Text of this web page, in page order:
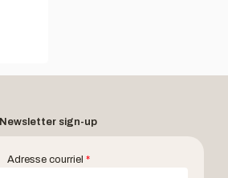
Newsletter sign-up
Adresse courriel *